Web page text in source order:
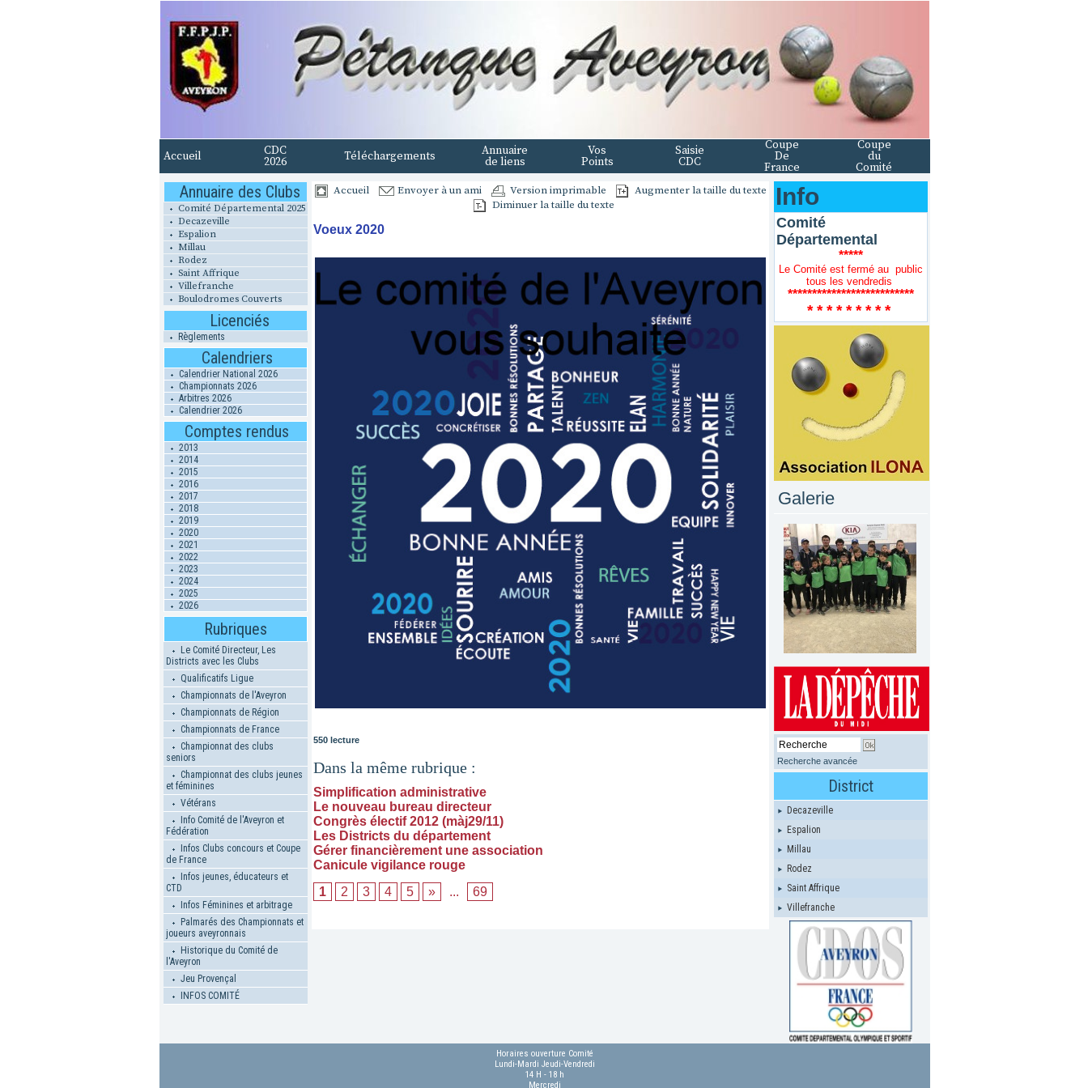
Accueil CDC
2026 Téléchargements Annuaire
de liens
Vos
Points
Saisie
CDC
Coupe
De
France
Coupe
du
Comité
Annuaire des Clubs
Comité Départemental 2025
Decazeville
Espalion
Millau
Rodez
Saint Affrique
Villefranche
Boulodromes Couverts
Licenciés
Règlements
Calendriers
Calendrier National 2026
Championnats 2026
Arbitres 2026
Calendrier 2026
Comptes rendus
2013
2014
2015
2016
2017
2018
2019
2020
2021
2022
2023
2024
2025
2026
Rubriques
Le Comité Directeur, Les
Districts avec les Clubs
Qualificatifs Ligue
Championnats de l'Aveyron
Championnats de Région
Championnats de France
Championnat des clubs
seniors
Championnat des clubs jeunes
et féminines
Vétérans
Info Comité de l'Aveyron et
Fédération
Infos Clubs concours et Coupe
de France
Infos jeunes, éducateurs et
CTD
Infos Féminines et arbitrage
Palmarés des Championnats et
joueurs aveyronnais
Historique du Comité de
l'Aveyron
Jeu Provençal
INFOS COMITÉ
Accueil Envoyer à un ami Version imprimable
Augmenter la taille du texte
Diminuer la taille du texte
Voeux 2020
550 lecture
Dans la même rubrique :
Simplification administrative
Le nouveau bureau directeur
Congrès électif 2012 (màj29/11)
Les Districts du département
Gérer financièrement une association
Canicule vigilance rouge
1
2 3 4 5 » ... 69
Info
Comité
Départemental
*****
Le Comité est fermé au public
tous les vendredis
**************************
* * * * * * * * *
Galerie
Recherche avancée
District
Decazeville
Espalion
Millau
Rodez
Saint Affrique
Villefranche
Horaires ouverture Comité
Lundi-Mardi Jeudi-Vendredi
14 H - 18 h
Mercredi